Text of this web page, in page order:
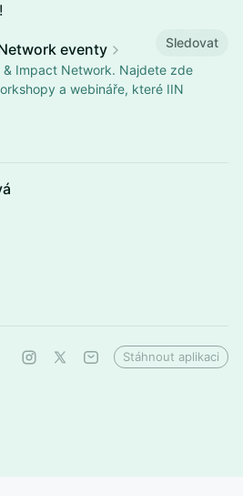
eventy
Sledovat
Impact Network. Najdete zde
a webináře, které IIN
Stáhnout aplikaci